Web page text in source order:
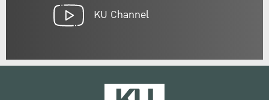
KU Channel